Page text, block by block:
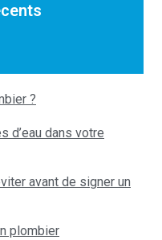
?
d’eau dans votre
avant de signer un
plombier